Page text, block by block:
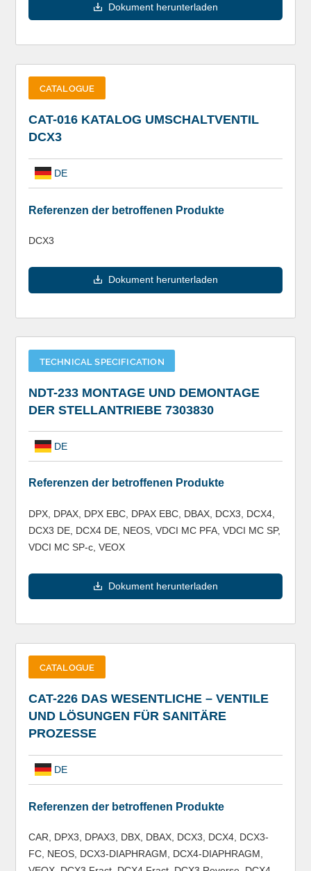
Dokument herunterladen
CATALOGUE
CAT-016 KATALOG UMSCHALTVENTIL
DCX3
DE
Referenzen der betroffenen Produkte
DCX3
Dokument herunterladen
TECHNICAL SPECIFICATION
NDT-233 MONTAGE UND DEMONTAGE
DER STELLANTRIEBE 7303830
DE
Referenzen der betroffenen Produkte
DPX, DPAX, DPX EBC, DPAX EBC, DBAX, DCX3, DCX4,
DCX3 DE, DCX4 DE, NEOS, VDCI MC PFA, VDCI MC SP,
VDCI MC SP-c, VEOX
Dokument herunterladen
CATALOGUE
CAT-226 DAS WESENTLICHE – VENTILE
UND LÖSUNGEN FÜR SANITÄRE
PROZESSE
DE
Referenzen der betroffenen Produkte
CAR, DPX3, DPAX3, DBX, DBAX, DCX3, DCX4, DCX3-
FC, NEOS, DCX3-DIAPHRAGM, DCX4-DIAPHRAGM,